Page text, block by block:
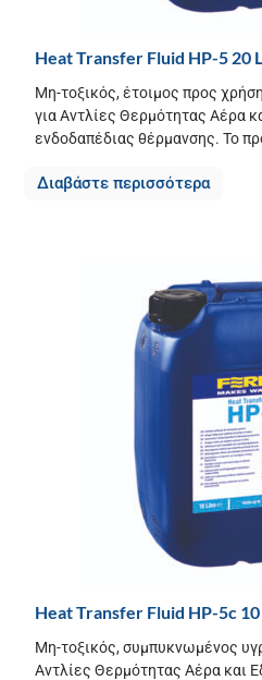
Heat Transfer Fluid HP-5 20
Μη-τοξικός, έτοιμος προς
για Αντλίες Θερμότητας Αέρα
ενδοδαπέδιας θέρμανσης. Το
Διαβάστε περισσότερα
Heat Transfer Fluid HP-5c
Μη-τοξικός, συμπυκνωμένος
Αντλίες Θερμότητας Αέρα και